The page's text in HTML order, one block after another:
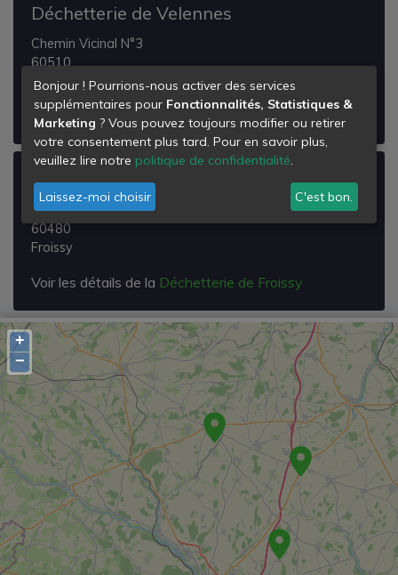
Déchetterie de Velennes
Chemin Vicinal N°3
60510
Velennes
Voir les détails de la Déchetterie de Velennes
Déchetterie de Froissy
Zi, Rue des Champs
60480
Froissy
Voir les détails de la Déchetterie de Froissy
+
−
Bonjour ! Pourrions-nous activer des services
supplémentaires pour Fonctionnalités, Statistiques &
Marketing ? Vous pouvez toujours modifier ou retirer
votre consentement plus tard. Pour en savoir plus,
veuillez lire notre politique de confidentialité.
Laissez-moi choisir C'est bon.